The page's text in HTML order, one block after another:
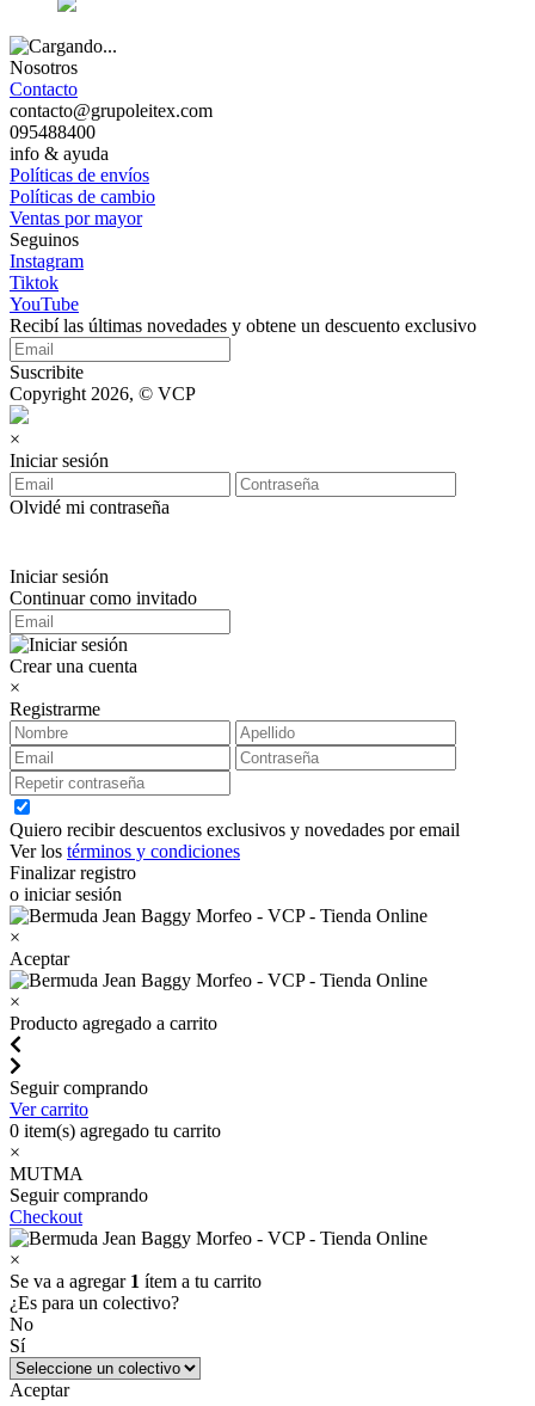
Nosotros
Contacto
contacto@grupoleitex.com
095488400
info & ayuda
Políticas de envíos
Políticas de cambio
Ventas por mayor
Seguinos
Instagram
Tiktok
YouTube
Recibí las últimas novedades y obtene un descuento exclusivo
Suscribite
Copyright 2026, © VCP
×
Iniciar sesión
Olvidé mi contraseña
Iniciar sesión
Continuar como invitado
Crear una cuenta
×
Registrarme
Quiero recibir descuentos exclusivos y novedades por email
Ver los términos y condiciones
Finalizar registro
o iniciar sesión
×
Aceptar
×
Producto agregado a carrito
Seguir comprando
Ver carrito
0 item(s) agregado tu carrito
×
MUTMA
Seguir comprando
Checkout
×
Se va a agregar 1 ítem a tu carrito
¿Es para un colectivo?
No
Sí
Aceptar